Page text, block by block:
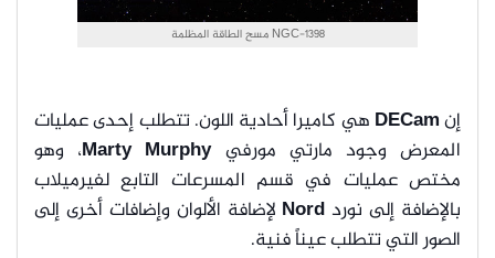
NGC-1398 مسح الطاقة المظلمة
إنDECam هي كاميرا أحادية اللون. تتطلب إحدى عمليات
المعرض وجود مارتي مورفيMarty Murphy، وهو
مختص عمليات في قسم المسرعات التابع لفيرميلاب
بالإضافة إلى نورد Nord لإضافة الألوان وإضافات أخرى إلى
الصور التي تتطلب عيناً فنية.